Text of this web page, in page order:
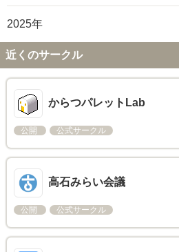
2025年
近くのサークル
からつパレットLab
公開 公式サークル
高石みらい会議
公開 公式サークル